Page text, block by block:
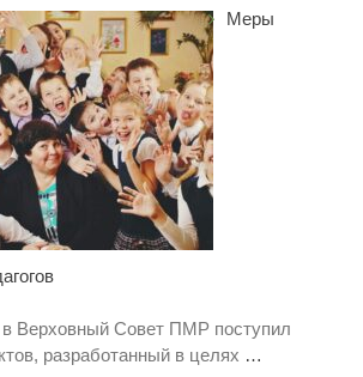
Меры
в Верховный Совет ПМР поступил
разработанный в целях …
несколько секунд,
переставая, это видео
не раз